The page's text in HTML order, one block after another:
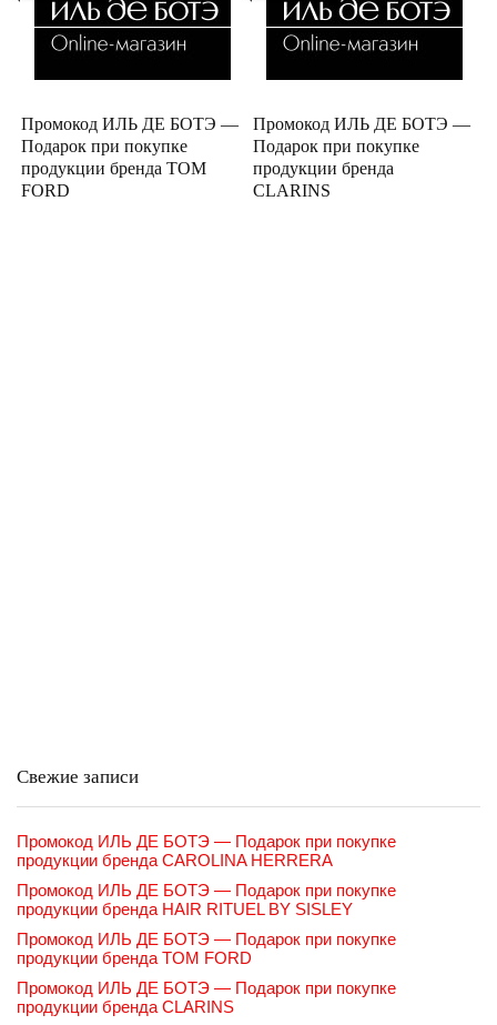
Промокод ИЛЬ ДЕ БОТЭ —
Подарок при покупке
продукции бренда TOM
FORD
Промокод ИЛЬ ДЕ БОТЭ —
Подарок при покупке
продукции бренда
CLARINS
Свежие записи
Промокод ИЛЬ ДЕ БОТЭ — Подарок при покупке
продукции бренда CAROLINA HERRERA
Промокод ИЛЬ ДЕ БОТЭ — Подарок при покупке
продукции бренда HAIR RITUEL BY SISLEY
Промокод ИЛЬ ДЕ БОТЭ — Подарок при покупке
продукции бренда TOM FORD
Промокод ИЛЬ ДЕ БОТЭ — Подарок при покупке
продукции бренда CLARINS